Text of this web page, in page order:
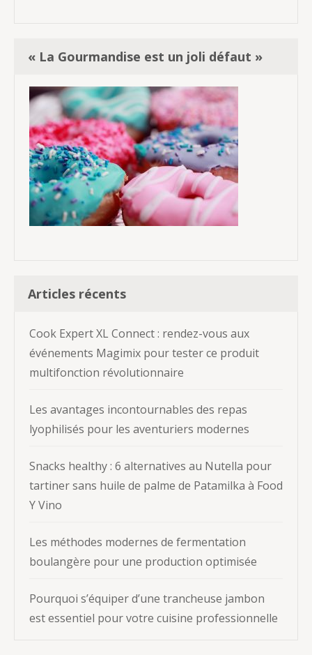
« La Gourmandise est un joli défaut »
Articles récents
Cook Expert XL Connect : rendez-vous aux
événements Magimix pour tester ce produit
multifonction révolutionnaire
Les avantages incontournables des repas
lyophilisés pour les aventuriers modernes
Snacks healthy : 6 alternatives au Nutella pour
tartiner sans huile de palme de Patamilka à Food
Y Vino
Les méthodes modernes de fermentation
boulangère pour une production optimisée
Pourquoi s’équiper d’une trancheuse jambon
est essentiel pour votre cuisine professionnelle